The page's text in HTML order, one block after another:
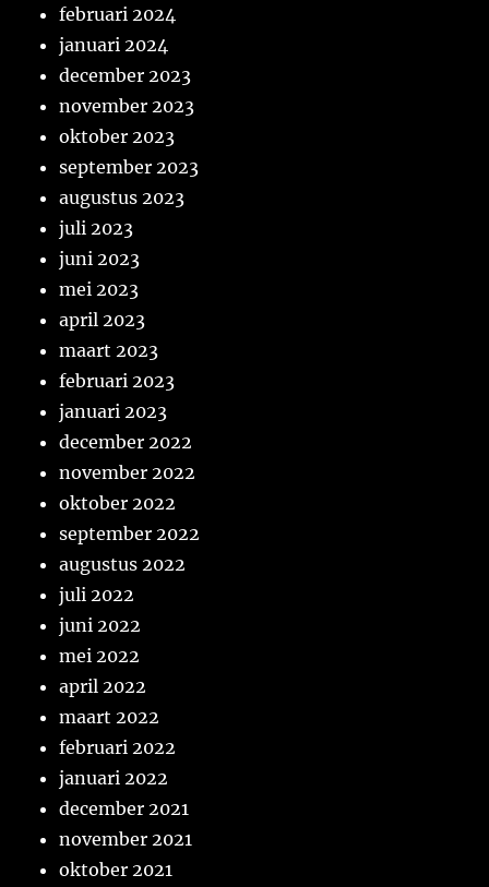
februari 2024
januari 2024
december 2023
november 2023
oktober 2023
september 2023
augustus 2023
juli 2023
juni 2023
mei 2023
april 2023
maart 2023
februari 2023
januari 2023
december 2022
november 2022
oktober 2022
september 2022
augustus 2022
juli 2022
juni 2022
mei 2022
april 2022
maart 2022
februari 2022
januari 2022
december 2021
november 2021
oktober 2021